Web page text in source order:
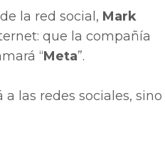
la red social, Mark
que la compañía
“Meta”.
las redes sociales,